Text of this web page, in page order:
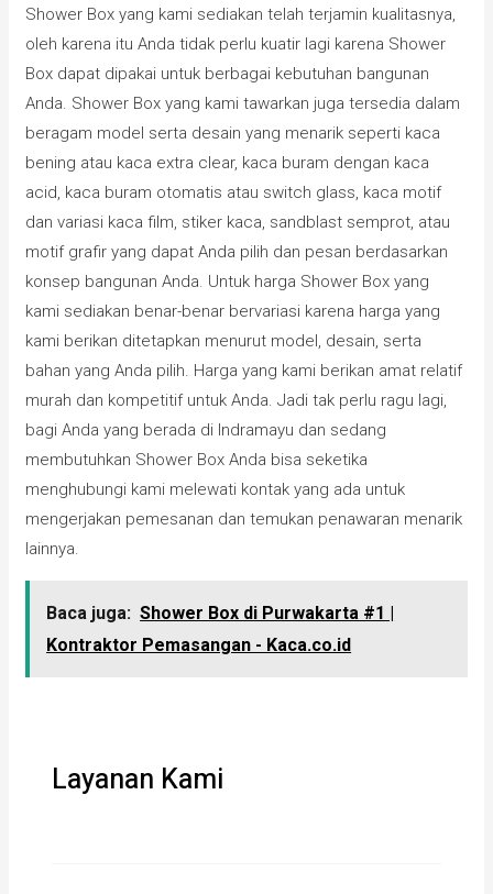
Shower Box yang kami sediakan telah terjamin kualitasnya,
oleh karena itu Anda tidak perlu kuatir lagi karena Shower
Box dapat dipakai untuk berbagai kebutuhan bangunan
Anda. Shower Box yang kami tawarkan juga tersedia dalam
beragam model serta desain yang menarik seperti kaca
bening atau kaca extra clear, kaca buram dengan kaca
acid, kaca buram otomatis atau switch glass, kaca motif
dan variasi kaca film, stiker kaca, sandblast semprot, atau
motif grafir yang dapat Anda pilih dan pesan berdasarkan
konsep bangunan Anda. Untuk harga Shower Box yang
kami sediakan benar-benar bervariasi karena harga yang
kami berikan ditetapkan menurut model, desain, serta
bahan yang Anda pilih. Harga yang kami berikan amat relatif
murah dan kompetitif untuk Anda. Jadi tak perlu ragu lagi,
bagi Anda yang berada di Indramayu dan sedang
membutuhkan Shower Box Anda bisa seketika
menghubungi kami melewati kontak yang ada untuk
mengerjakan pemesanan dan temukan penawaran menarik
lainnya.
Baca juga: Shower Box di Purwakarta #1 |
Kontraktor Pemasangan - Kaca.co.id
Layanan Kami